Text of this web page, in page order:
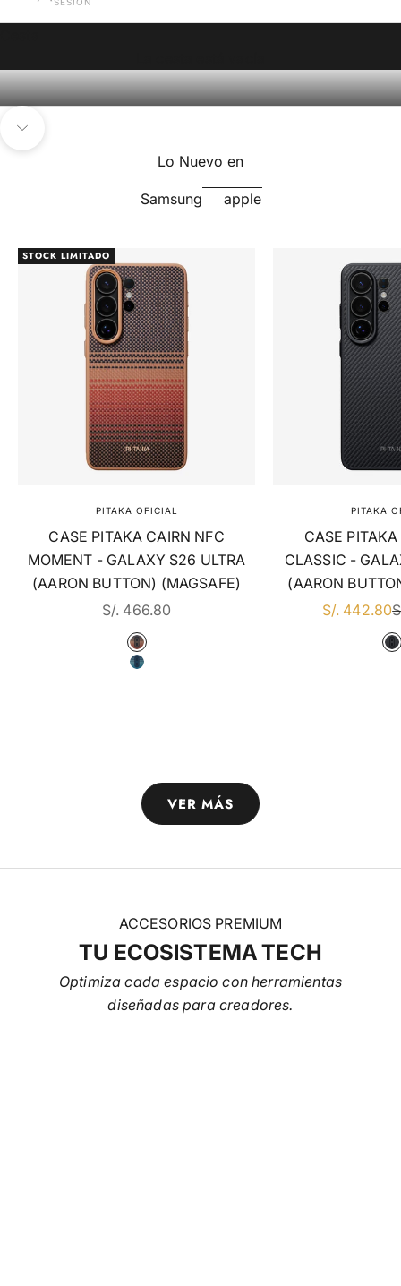
Lo Nuevo en
Samsung apple
STOCK LIMITADO
PITAKA OFICIAL
CASE PITAKA CAIRN NFC
MOMENT - GALAXY S26 ULTRA
(AARON BUTTON) (MAGSAFE)
EN DSCTO
S/. 466.80
COLOR
MOMENT · SUNSET (AARON BUTTON)
MOMENT · MOONRISE (AARON
PITAKA
CASE
CLASSIC -
(AARON
EN DSCTO
S/. 442.80
VER MÁS
ACCESORIOS PREMIUM
TU ECOSISTEMA TECH
Optimiza cada espacio con herramientas
diseñadas para creadores.